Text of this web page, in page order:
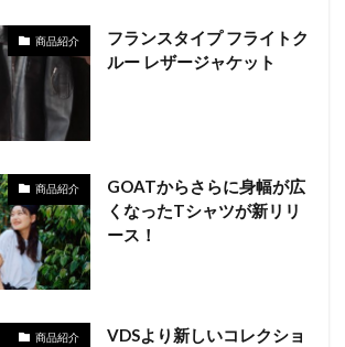
商品紹介
フランスタイプ フライトク
ルー レザージャケット
商品紹介
GOATからさらに身幅が広
くなったTシャツが新リリ
ース！
商品紹介
VDSより新しいコレクショ